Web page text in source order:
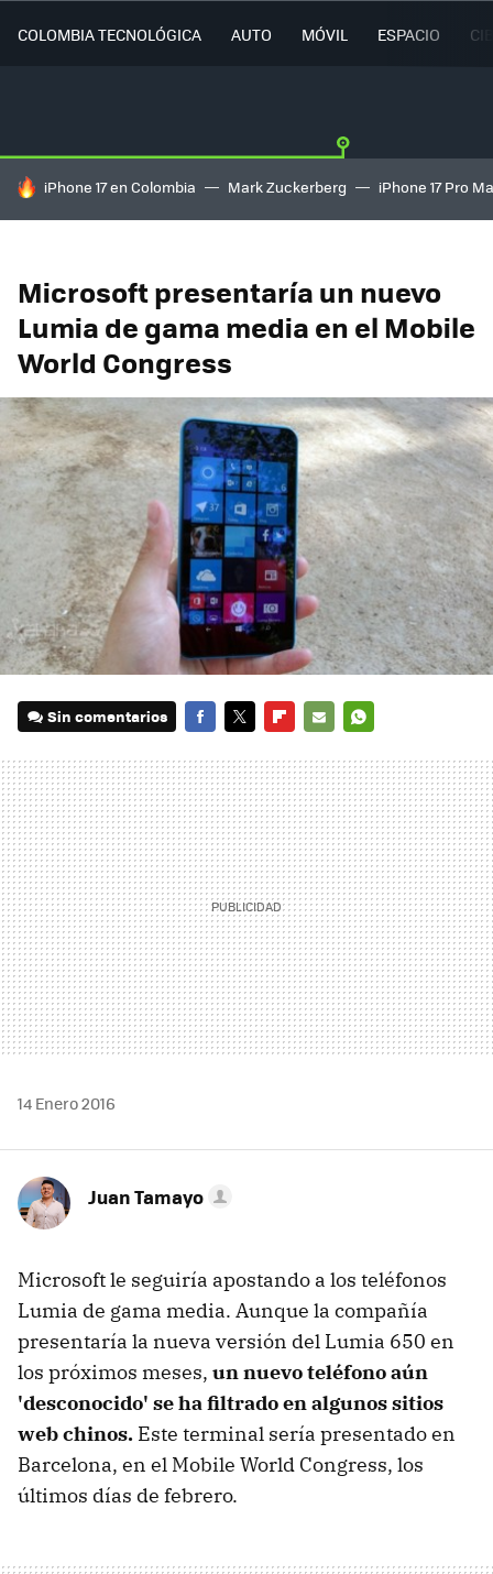
COLOMBIA TECNOLÓGICA AUTO MÓVIL ESPACIO
HOY SE HABLA DE
iPhone 17 en Colombia Mark Zuckerberg iPhone 17 Pro
Microsoft presentaría un nuevo
Lumia de gama media en el Mobile
World Congress
Sin comentarios
MAIL
14 Enero 2016
Juan Tamayo
Microsoft le seguiría apostando a los teléfonos
Lumia de gama media. Aunque la compañía
presentaría la nueva versión del Lumia 650 en
los próximos meses, un nuevo teléfono aún
'desconocido' se ha filtrado en algunos sitios
web chinos. Este terminal sería presentado en
Barcelona, en el Mobile World Congress, los
últimos días de febrero.